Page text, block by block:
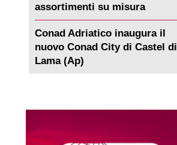
assortimenti su misura
Conad Adriatico inaugura il
nuovo Conad City di Castel di
Lama (Ap)